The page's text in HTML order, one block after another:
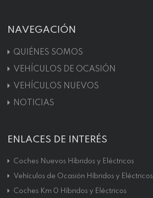
NAVEGACIÓN
QUIÉNES SOMOS
VEHÍCULOS DE OCASIÓN
VEHÍCULOS NUEVOS
NOTICIAS
ENLACES DE INTERÉS
Coches Nuevos Híbridos y Eléctricos
Vehículos de Ocasión Híbridos y Eléctricos
Coches Km 0 Híbridos y Eléctricos